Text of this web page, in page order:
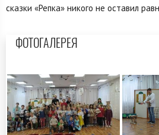
сказки «Репка» никого не оставил
ФОТОГАЛЕРЕЯ